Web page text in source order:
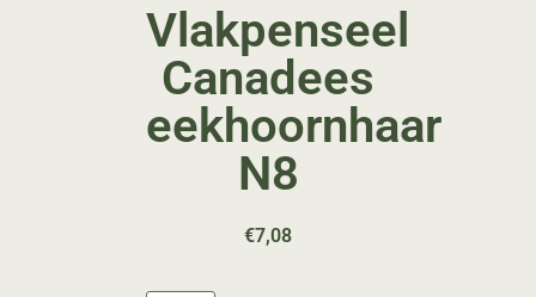
Vlakpenseel
Canadees
eekhoornhaar
N8
€7,08